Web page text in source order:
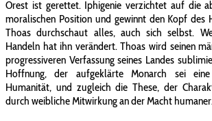
Orest ist gerettet. Iphigenie verzichtet auf die
moralischen Position und gewinnt den Kopf des
Thoas durchschaut alles, auch sich selbst.
Handeln hat ihn verändert. Thoas wird seinen
progressiveren Verfassung seines Landes
Hoffnung, der aufgeklärte Monarch sei
Humanität, und zugleich die These, der
durch weibliche Mitwirkung an der Macht